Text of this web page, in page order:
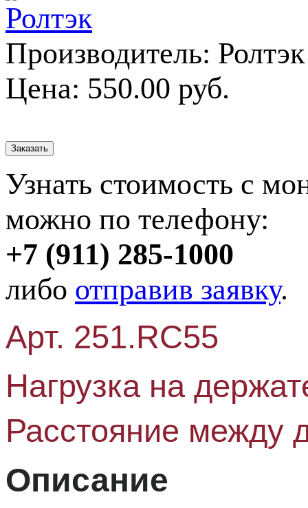
Производитель: Ролтэк
Цена: 550.00 руб.
Узнать стоимость с
можно по телефону:
+7 (911) 285-1000
либо отправив заявку.
Арт. 251.RC55
Нагрузка на
Расстояние между
Описание